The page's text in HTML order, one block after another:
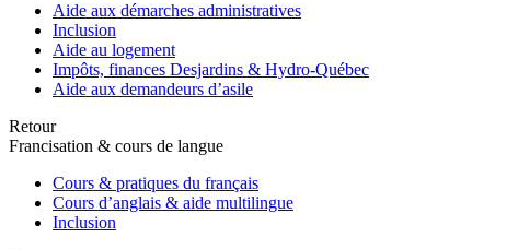
Aide aux démarches administratives
Inclusion
Aide au logement
Impôts, finances Desjardins & Hydro-Québec
Aide aux demandeurs d’asile
Retour
Francisation & cours de langue
Cours & pratiques du français
Cours d’anglais & aide multilingue
Inclusion